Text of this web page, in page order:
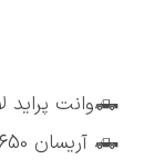
🛻وانت پراید لاینر 470
🛻 آریسان 650